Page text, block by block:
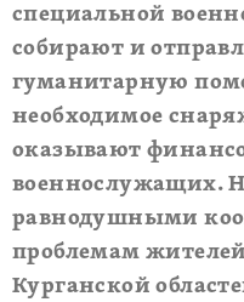
специальной
собирают и
гуманитарную
необходимое
оказывают
военнослужащих.
равнодушными
проблемам
Курганской